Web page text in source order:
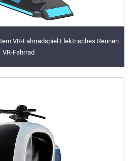
VR-Fahrradspiel Elektrisches Rennen
VR-Fahrrad